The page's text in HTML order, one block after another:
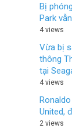
Bị
Park
4 views
Vừa bị
thông
tại
4 views
United,
2 views